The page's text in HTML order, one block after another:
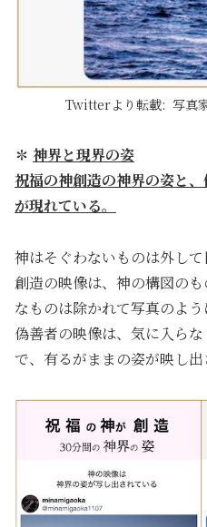
Twitterより転載: 写真
✽ 神界と現界の姿
祝福の神創造の神界の姿と
が現れている。
神はそぐわないものは外し
創造の映像は、神の構図の
なものは除かれて写真のよう
偽善者の映像は、気に入ら
で、有るがままの姿が映し出